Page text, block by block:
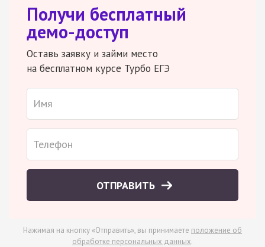
Получи бесплатный
демо-доступ
Оставь заявку и займи место
на бесплатном курсе Турбо ЕГЭ
ОТПРАВИТЬ
Нажимая на кнопку «Отправить», вы принимаете положение об
обработке персональных данных.